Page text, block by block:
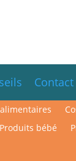
Produits bébé